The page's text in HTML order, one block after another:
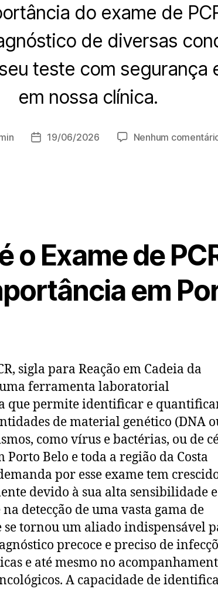
do exame de
de diversas
teste com segurança
em nossa clínica.
19/06/2026 Nenhum
o Exame de
em
sigla para Reação em Cadeia da
ferramenta laboratorial
que permite identificar e
de material genético (DNA
como vírus e bactérias, ou de
Porto Belo e toda a região da Costa
por esse exame tem
devido à sua alta sensibilidade e
detecção de uma vasta gama de
se tornou um aliado indispensável
precoce e preciso de
e até mesmo no
A capacidade de